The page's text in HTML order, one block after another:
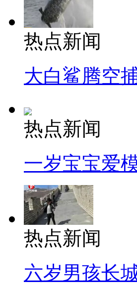
热点新闻
大白鲨腾空
热点新闻
一岁宝宝爱
热点新闻
六岁男孩长